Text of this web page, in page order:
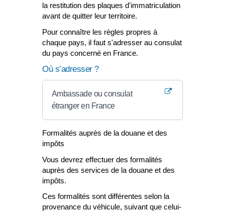
la restitution des plaques d'immatriculation
avant de quitter leur territoire.
Pour connaître les règles propres à
chaque pays, il faut s'adresser au consulat
du pays concerné en France.
Où s’adresser ?
Ambassade ou consulat
étranger en France
Formalités auprès de la douane et des
impôts
Vous devrez effectuer des formalités
auprès des services de la douane et des
impôts.
Ces formalités sont différentes selon la
provenance du véhicule, suivant que celui-